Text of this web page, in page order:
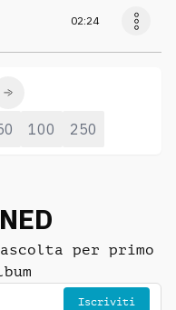
02:24
100 250
per primo
Iscriviti